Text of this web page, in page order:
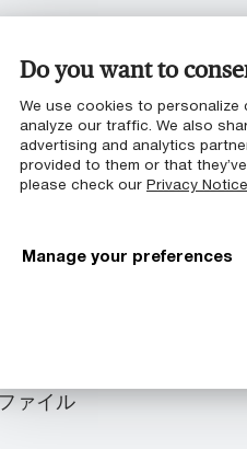
Do you want to
We use cookies to
analyze our traffic. We also
advertising and analytics
provided to them or that
please check our Privacy Notice
Manage your preferences
を最大80%低下
圧力速度
スとダウンタイムを削減
形状はロッド, プレート,
ァイル